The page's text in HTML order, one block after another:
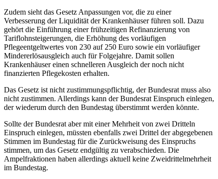
Zudem sieht das Gesetz Anpassungen vor, die zu einer
Verbesserung der Liquidität der Krankenhäuser führen soll. Dazu
gehört die Einführung einer frühzeitigen Refinanzierung von
Tariflohnsteigerungen, die Erhöhung des vorläufigen
Pflegeentgeltwertes von 230 auf 250 Euro sowie ein vorläufiger
Mindererlösausgleich auch für Folgejahre. Damit sollen
Krankenhäuser einen schnelleren Ausgleich der noch nicht
finanzierten Pflegekosten erhalten.
Das Gesetz ist nicht zustimmungspflichtig, der Bundesrat muss also
nicht zustimmen. Allerdings kann der Bun­desrat Einspruch einlegen,
der wiederum durch den Bundestag überstimmt werden könnte.
Sollte der Bundesrat aber mit einer Mehrheit von zwei Dritteln
Einspruch einlegen, müssten ebenfalls zwei Drittel der abgegebenen
Stimmen im Bundestag für die Zurückweisung des Einspruchs
stimmen, um das Ge­setz endgültig zu verabschieden. Die
Ampelfraktionen haben allerdings aktuell keine Zweidrittelmehrheit
im Bundestag.